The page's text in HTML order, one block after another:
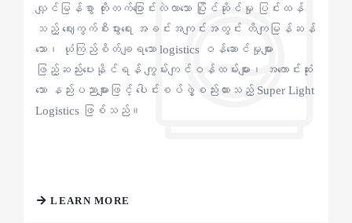
လျှင်မြန်စွာ တိုးတက်ပြောင်းလဲလာသော ပြိုင်ဆိုင်မှု ပြင်းထန်
သည့် ဈေးကွက်စီးပွားရေး အခင်းအကျင်းအတွင်း တိကျမြန်ဆန်
သော၊ ယုံကြည်စိတ်ချရသော logistics ဝန်ဆောင်မှုများ
ဖြည့်ဆည်းပေးနိုင်ရန် ကျွမ်းကျင်ဝန်ထမ်းများ၊ အကောင်းဆုံး
သော နည်းပညာများဖြင့် ပေါင်းစပ်ဖွဲ့စည်းထားသည့် Super Light
Logistics ဖြစ်သည်။
LEARN MORE